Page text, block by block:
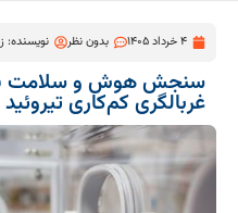
4 خرداد 1405 بدون نظر نویسنده:
سنجش هوش و سلامت
غربالگری کم‌کاری تیروئید